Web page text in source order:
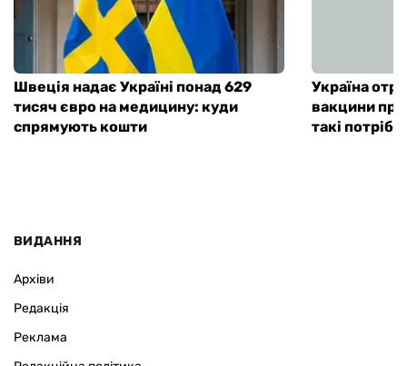
Швеція надає Україні понад 629
тисяч євро на медицину: куди
спрямують кошти
Україна
вакцини
такі потрібні
ВИДАННЯ
Архіви
Редакція
Реклама